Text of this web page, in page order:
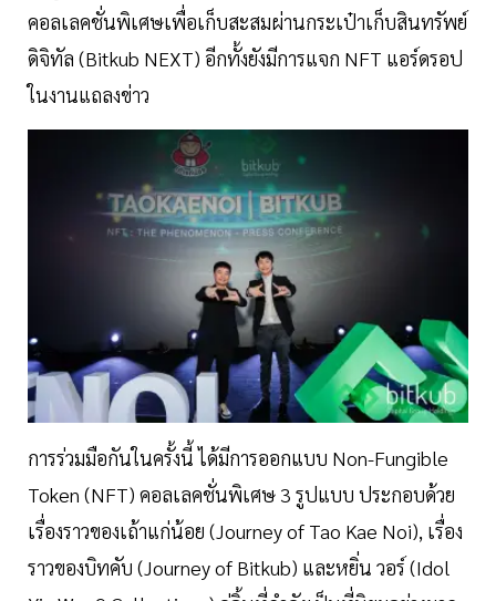
คอลเลคชั่นพิเศษเพื่อเก็บสะสมผ่านกระเป๋าเก็บสินทรัพย์
ดิจิทัล (Bitkub NEXT) อีกทั้งยังมีการแจก NFT แอร์ดรอป
ในงานแถลงข่าว
การร่วมมือกันในครั้งนี้ ได้มีการออกแบบ Non-Fungible
Token (NFT) คอลเลคชั่นพิเศษ 3 รูปแบบ ประกอบด้วย
เรื่องราวของเถ้าแก่น้อย (Journey of Tao Kae Noi), เรื่อง
ราวของบิทคับ (Journey of Bitkub) และหยิ่น วอร์ (Idol